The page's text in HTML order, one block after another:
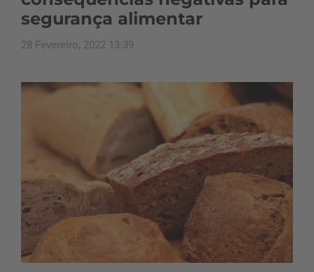
segurança alimentar
28 Fevereiro, 2022 13:39